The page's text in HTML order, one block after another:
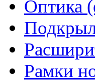
Оптика
Рамки